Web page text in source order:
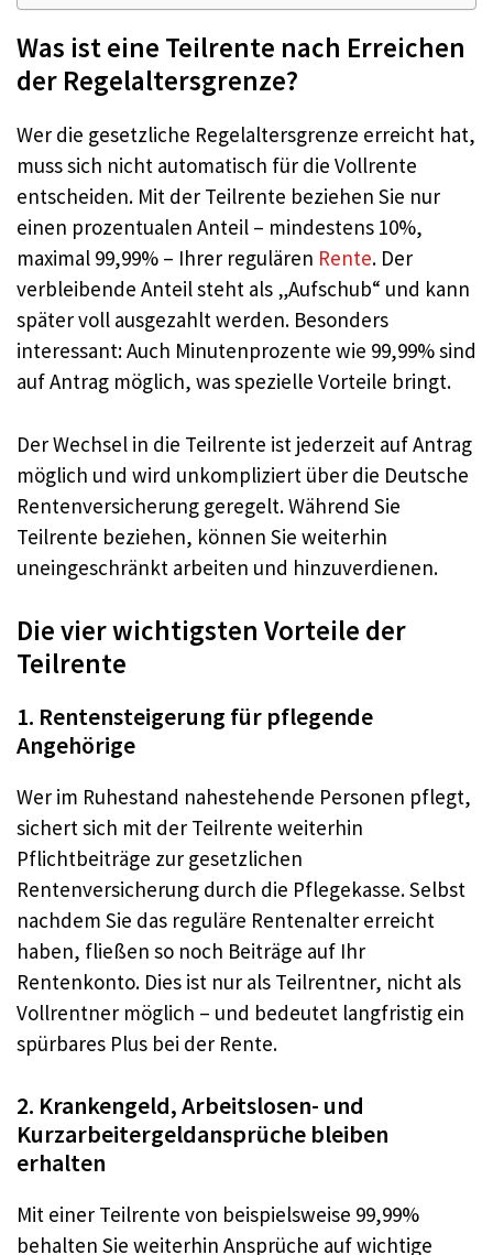
Was ist eine Teilrente nach Erreichen
der Regelaltersgrenze?
Wer die gesetzliche Regelaltersgrenze erreicht hat,
muss sich nicht automatisch für die Vollrente
entscheiden. Mit der Teilrente beziehen Sie nur
einen prozentualen Anteil – mindestens 10%,
maximal 99,99% – Ihrer regulären Rente. Der
verbleibende Anteil steht als „Aufschub“ und kann
später voll ausgezahlt werden. Besonders
interessant: Auch Minutenprozente wie 99,99% sind
auf Antrag möglich, was spezielle Vorteile bringt.
Der Wechsel in die Teilrente ist jederzeit auf Antrag
möglich und wird unkompliziert über die Deutsche
Rentenversicherung geregelt. Während Sie
Teilrente beziehen, können Sie weiterhin
uneingeschränkt arbeiten und hinzuverdienen.
Die vier wichtigsten Vorteile der
Teilrente
1. Rentensteigerung für pflegende
Angehörige
Wer im Ruhestand nahestehende Personen pflegt,
sichert sich mit der Teilrente weiterhin
Pflichtbeiträge zur gesetzlichen
Rentenversicherung durch die Pflegekasse. Selbst
nachdem Sie das reguläre Rentenalter erreicht
haben, fließen so noch Beiträge auf Ihr
Rentenkonto. Dies ist nur als Teilrentner, nicht als
Vollrentner möglich – und bedeutet langfristig ein
spürbares Plus bei der Rente.
2. Krankengeld, Arbeitslosen- und
Kurzarbeitergeldansprüche bleiben
erhalten
Mit einer Teilrente von beispielsweise 99,99%
behalten Sie weiterhin Ansprüche auf wichtige